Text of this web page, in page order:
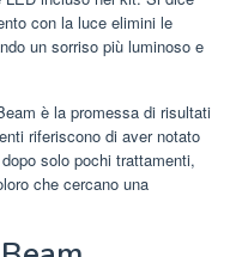
con la luce elimini le
un sorriso più luminoso e
è la promessa di risultati
riferiscono di aver notato
solo pochi trattamenti,
che cercano una